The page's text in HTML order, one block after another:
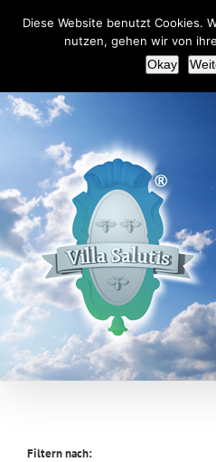
+49(0)2151 451092
Filtern nach:
Diese Website benutzt Cookies.
nutzen, gehen wir von
Okay